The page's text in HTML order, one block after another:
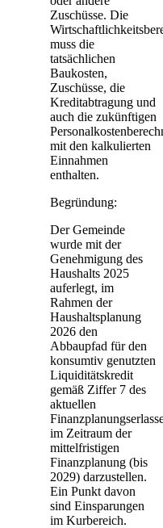
Zuschüsse. Die
muss die
tatsächlichen
Baukosten,
Zuschüsse, die
Kreditabtragung und
auch die zukünftigen
mit den kalkulierten
Einnahmen
enthalten.
Begründung:
Der Gemeinde
wurde mit der
Genehmigung des
Haushalts 2025
auferlegt, im
Rahmen der
Haushaltsplanung
2026 den
Abbaupfad für den
konsumtiv genutzten
Liquiditätskredit
gemäß Ziffer 7 des
aktuellen
im Zeitraum der
mittelfristigen
Finanzplanung (bis
2029) darzustellen.
Ein Punkt davon
sind Einsparungen
im Kurbereich.